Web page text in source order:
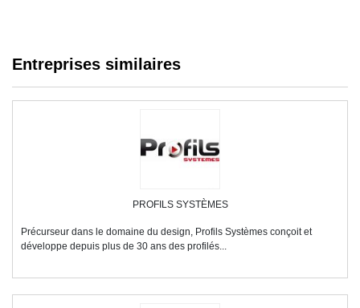
Entreprises similaires
PROFILS SYSTÈMES
Précurseur dans le domaine du design, Profils Systèmes conçoit et
développe depuis plus de 30 ans des profilés...